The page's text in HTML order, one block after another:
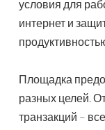
условия для
интернет и
Площадка
разных целей.
транзакций –